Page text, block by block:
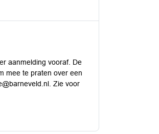
aanmelding vooraf. De
mee te praten over een
Zie voor